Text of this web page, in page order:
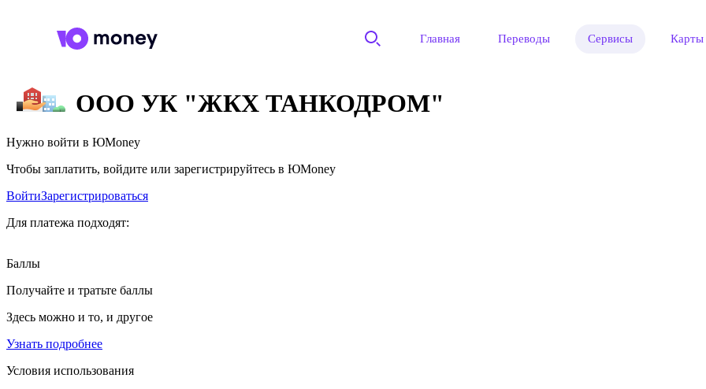
Главная Переводы Сервисы Карты
ООО УК "ЖКХ ТАНКОДРОМ"
Нужно войти в ЮMoney
Чтобы заплатить, войдите или зарегистрируйтесь в ЮMoney
ВойтиЗарегистрироваться
Для платежа подходят:
Баллы
Получайте и тратьте баллы
Здесь можно и то, и другое
Узнать подробнее
Условия использования